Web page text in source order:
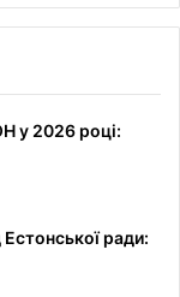
у 2026 році:
ради: